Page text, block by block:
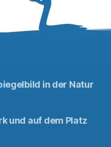
in der Natur
und auf dem Platz